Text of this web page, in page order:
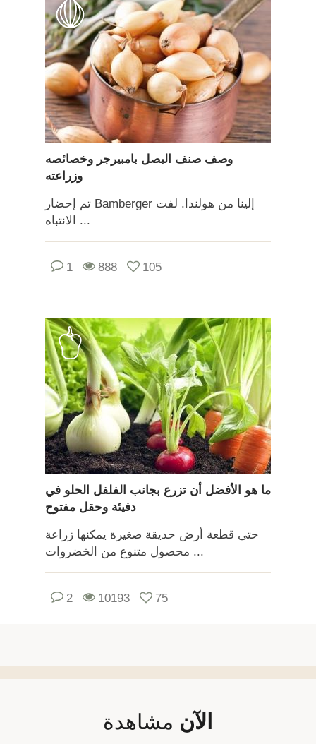
وصف صنف البصل بامبيرجر وخصائصه
وزراعته
تم إحضار Bamberger إلينا من هولندا. لفت
الانتباه ...
1 888 105
ما هو الأفضل أن تزرع بجانب الفلفل الحلو في
دفيئة وحقل مفتوح
حتى قطعة أرض حديقة صغيرة يمكنها زراعة
محصول متنوع من الخضروات ...
2 10193 75
الآن مشاهدة